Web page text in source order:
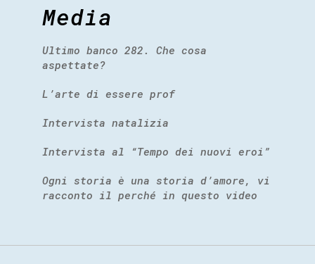
Media
Ultimo banco 282. Che cosa
aspettate?
L’arte di essere prof
Intervista natalizia
Intervista al “Tempo dei nuovi eroi”
Ogni storia è una storia d’amore, vi
racconto il perché in questo video